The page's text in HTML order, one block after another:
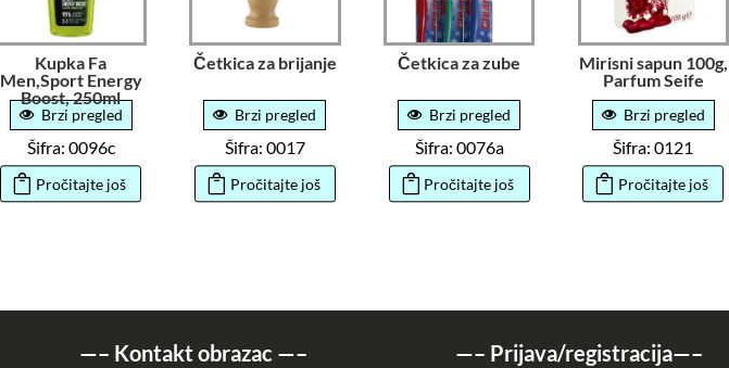
Kupka Fa
Men,Sport Energy
Boost, 250ml
Brzi pregled
Šifra: 0096c
Pročitajte još
Četkica za brijanje
Brzi pregled
Šifra: 0017
Pročitajte još
Četkica za zube
Brzi pregled
Šifra: 0076a
Pročitajte još
Mirisni sapun 100g,
Parfum Seife
Brzi pregled
Šifra: 0121
Pročitajte još
—– Kontakt obrazac —– —– Prijava/registracija—–